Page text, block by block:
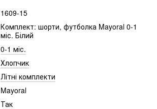
1609-15
Комплект: шорти, футболка Mayoral 0-1
міс. Білий
0-1 міс.
Хлопчик
Літні комплекти
Mayoral
Так